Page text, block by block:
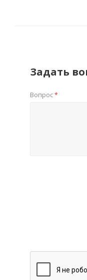
Задать
Вопрос*